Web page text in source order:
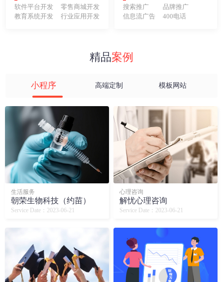
软件平台开发
教育系统开发
零售商城开发
行业应用开发
搜索推广
信息流广告
品牌推广
400电话
精品案例
小程序 高端定制 模板网站
生活服务
朝荣生物科技（约苗）
Service Date：2023-06-21
心理咨询
解忧心理咨询
Service Date：2023-06-21